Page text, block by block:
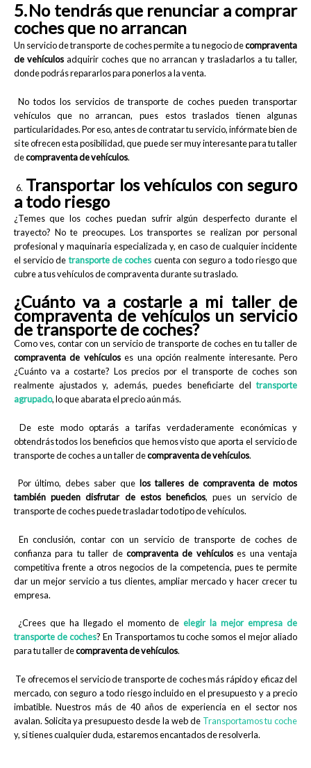
5.No tendrás que renunciar a comprar
coches que no arrancan
Un servicio de transporte de coches permite a tu negocio decompraventa
de vehículosadquirir coches que no arrancan y trasladarlos a tu taller,
donde podrás repararlos para ponerlos a la venta.
No todos los servicios de transporte de coches pueden transportar
vehículos que no arrancan, pues estos traslados tienen algunas
particularidades. Por eso, antes de contratar tu servicio, infórmate bien de
si te ofrecen esta posibilidad, que puede ser muy interesante para tu taller
decompraventa de vehículos.
6. Transportar los vehículos con seguro
a todo riesgo
¿Temes que los coches puedan sufrir algún desperfecto durante el
trayecto? No te preocupes. Los transportes se realizan por personal
profesional y maquinaria especializada y, en caso de cualquier incidente
el servicio detransporte de coches cuenta con seguro a todo riesgo que
cubre a tus vehículos de compraventa durante su traslado.
¿Cuánto va a costarle a mi taller de
compraventa de vehículos un servicio
de transporte de coches?
Como ves, contar con un servicio de transporte de coches en tu taller de
compraventa de vehículoses una opción realmente interesante. Pero
¿Cuánto va a costarte? Los precios por el transporte de coches son
realmente ajustados y, además, puedes beneficiarte deltransporte
agrupado, lo que abarata el precio aún más.
De este modo optarás a tarifas verdaderamente económicas y
obtendrás todos los beneficios que hemos visto que aporta el servicio de
transporte de coches a un taller decompraventa de vehículos.
Por último, debes saber que los talleres de compraventa de motos
también pueden disfrutar de estos beneficios, pues un servicio de
transporte de coches puede trasladar todo tipo de vehículos.
En conclusión, contar con un servicio de transporte de coches de
confianza para tu taller de compraventa de vehículoses una ventaja
competitiva frente a otros negocios de la competencia, pues te permite
dar un mejor servicio a tus clientes, ampliar mercado y hacer crecer tu
empresa.
¿Crees que ha llegado el momento deelegir la mejor empresa de
transporte de coches? En Transportamos tu coche somos el mejor aliado
para tu taller decompraventa de vehículos.
Te ofrecemos el servicio de transporte de coches más rápido y eficaz del
mercado, con seguro a todo riesgo incluido en el presupuesto y a precio
imbatible. Nuestros más de 40 años de experiencia en el sector nos
avalan. Solicita ya presupuesto desde la web de Transportamos tu coche
y, si tienes cualquier duda, estaremos encantados de resolverla.